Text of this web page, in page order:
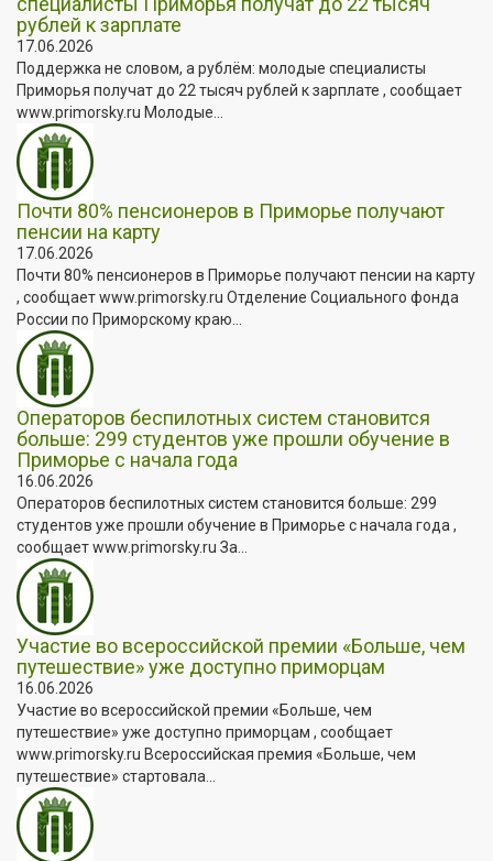
рублей к зарплате
17.06.2026
Поддержка не словом, а рублём: молодые специалисты
Приморья получат до 22 тысяч рублей к зарплате , сообщает
www.primorsky.ru Молодые...
Почти 80% пенсионеров в Приморье получают
пенсии на карту
17.06.2026
Почти 80% пенсионеров в Приморье получают пенсии на карту
, сообщает www.primorsky.ru Отделение Социального фонда
России по Приморскому краю...
Операторов беспилотных систем становится
больше: 299 студентов уже прошли обучение в
Приморье с начала года
16.06.2026
Операторов беспилотных систем становится больше: 299
студентов уже прошли обучение в Приморье с начала года ,
сообщает www.primorsky.ru За...
Участие во всероссийской премии «Больше, чем
путешествие» уже доступно приморцам
16.06.2026
Участие во всероссийской премии «Больше, чем
путешествие» уже доступно приморцам , сообщает
www.primorsky.ru Всероссийская премия «Больше, чем
путешествие» стартовала...